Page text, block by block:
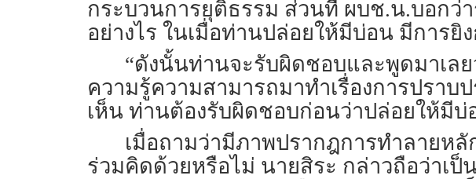
กระบวนการยุติธรรม ส่วนที่ ผบช.น.บอกว่
อย่างไร ในเมื่อท่านปล่อยให้มีบ่อน มีการ
“ดังนั้นท่านจะรับผิดชอบและพูดมาเล
ความรู้ความสามารถมาทำเรื่องการปรา
เห็น ท่านต้องรับผิดชอบก่อนว่าปล่อยให้มีบ่
เมื่อถามว่ามีภาพปรากฎการทำลายห
ร่วมคิดด้วยหรือไม่ นายสิระ กล่าวถือว่าเ